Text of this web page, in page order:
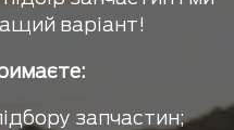
варіант!
запчастин;